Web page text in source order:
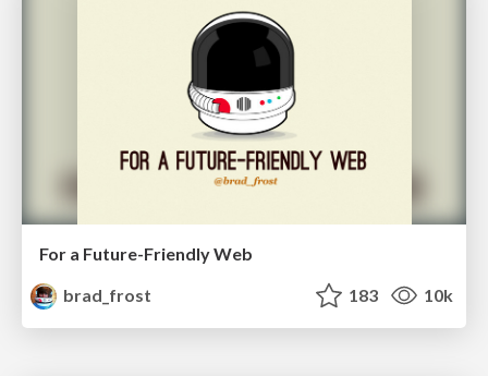
For a Future-Friendly Web
brad_frost
183 10k